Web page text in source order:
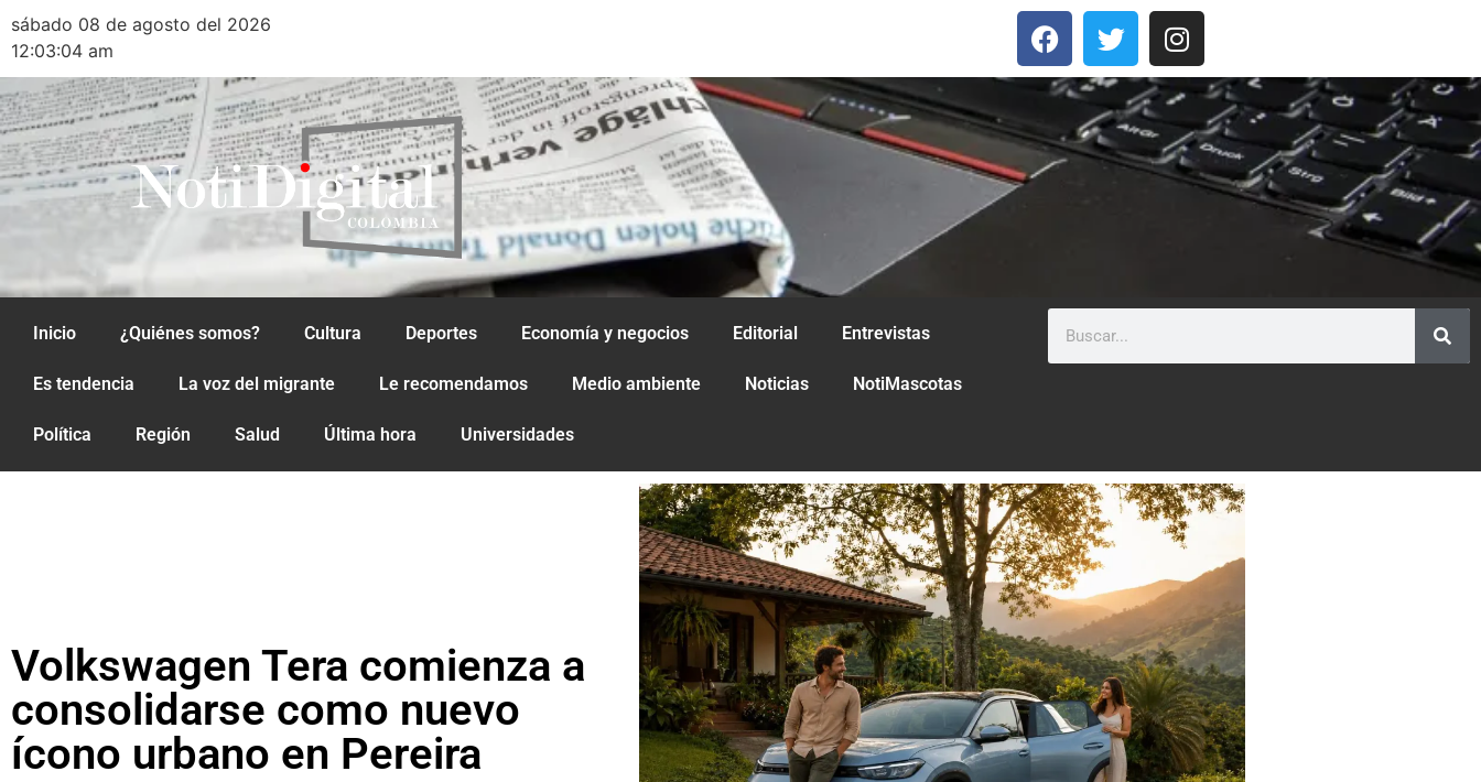
sábado 08 de agosto del 2026
12:03:04 am
Inicio ¿Quiénes somos? Cultura Deportes Economía y negocios Editorial Entrevistas
Es tendencia La voz del migrante Le recomendamos Medio ambiente Noticias NotiMascotas
Política Región Salud Última hora Universidades
Volkswagen Tera comienza a
consolidarse como nuevo
ícono urbano en Pereira